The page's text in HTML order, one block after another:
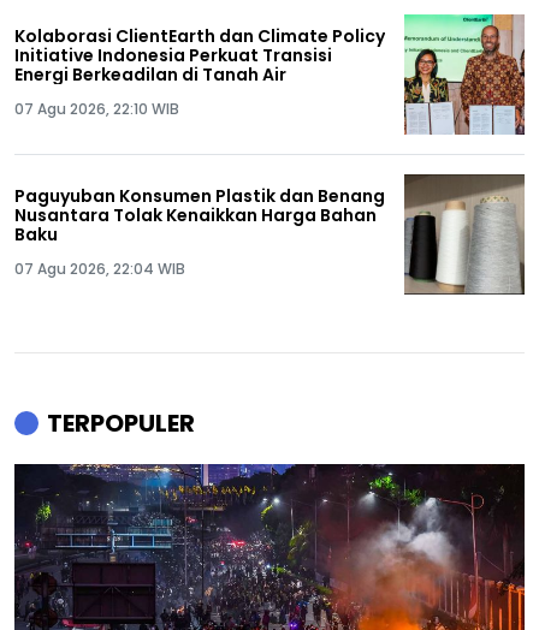
Kolaborasi ClientEarth dan Climate Policy
Initiative Indonesia Perkuat Transisi
Energi Berkeadilan di Tanah Air
07 Agu 2026, 22:10 WIB
Paguyuban Konsumen Plastik dan Benang
Nusantara Tolak Kenaikkan Harga Bahan
Baku
07 Agu 2026, 22:04 WIB
TERPOPULER